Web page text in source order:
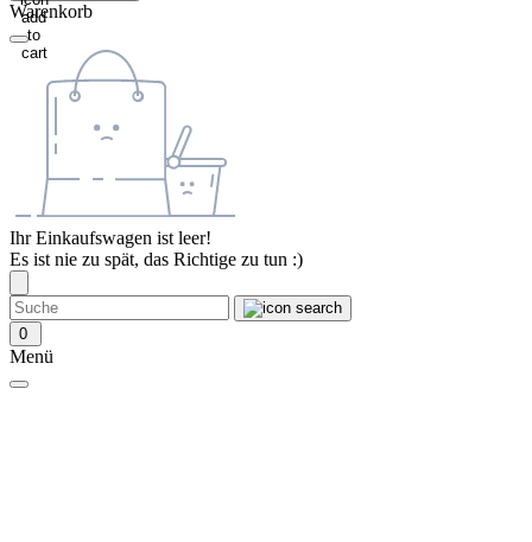
Warenkorb
Ihr Einkaufswagen ist leer!
Es ist nie zu spät, das Richtige zu tun :)
0
Menü